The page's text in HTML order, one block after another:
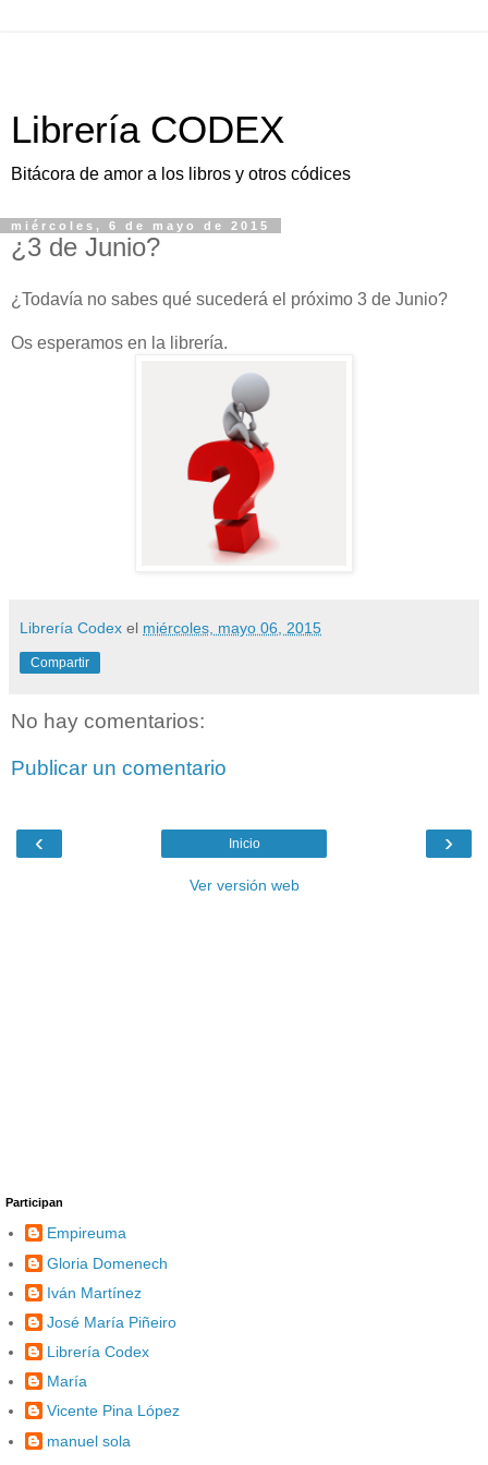
Librería CODEX
Bitácora de amor a los libros y otros códices
miércoles, 6 de mayo de 2015
¿3 de Junio?
¿Todavía no sabes qué sucederá el próximo 3 de Junio?
Os esperamos en la librería.
Librería Codex el miércoles, mayo 06, 2015
Compartir
No hay comentarios:
Publicar un comentario
‹ ›
Inicio
Ver versión web
Participan
Empireuma
Gloria Domenech
Iván Martínez
José María Piñeiro
Librería Codex
María
Vicente Pina López
manuel sola